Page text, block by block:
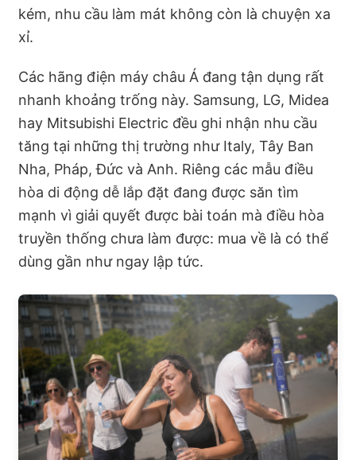
kém, nhu cầu làm mát không còn là chuyện xa
xỉ.
Các hãng điện máy châu Á đang tận dụng rất
nhanh khoảng trống này. Samsung, LG, Midea
hay Mitsubishi Electric đều ghi nhận nhu cầu
tăng tại những thị trường như Italy, Tây Ban
Nha, Pháp, Đức và Anh. Riêng các mẫu điều
hòa di động dễ lắp đặt đang được săn tìm
mạnh vì giải quyết được bài toán mà điều hòa
truyền thống chưa làm được: mua về là có thể
dùng gần như ngay lập tức.